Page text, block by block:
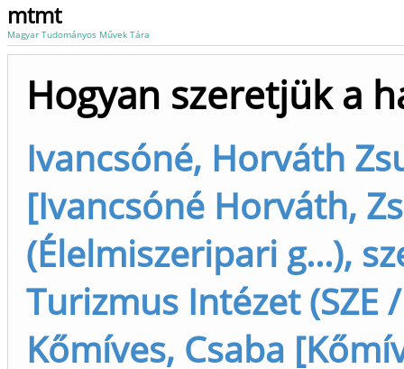
mtmt
Magyar Tudományos Művek Tára
Hogyan szeretjük a
Ivancsóné, Horváth
[Ivancsóné Horváth,
(Élelmiszeripari g...),
Turizmus Intézet (SZE
Kőmíves, Csaba